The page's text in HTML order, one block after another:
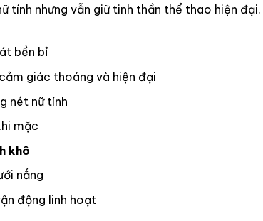
tính nhưng vẫn giữ tinh thần thể thao hiện đại.
bền bỉ
giác thoáng và hiện đại
nét nữ tính
mặc
khô
nắng
động linh hoạt